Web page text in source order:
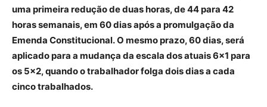
uma primeira redução de duas horas, de 44 para 42
horas semanais, em 60 dias após a promulgação da
Emenda Constitucional. O mesmo prazo, 60 dias, será
aplicado para a mudança da escala dos atuais 6×1 para
os 5×2, quando o trabalhador folga dois dias a cada
cinco trabalhados.